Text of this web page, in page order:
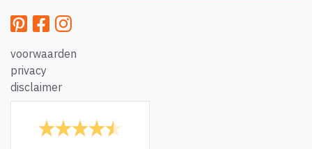
voorwaarden
privacy
disclaimer